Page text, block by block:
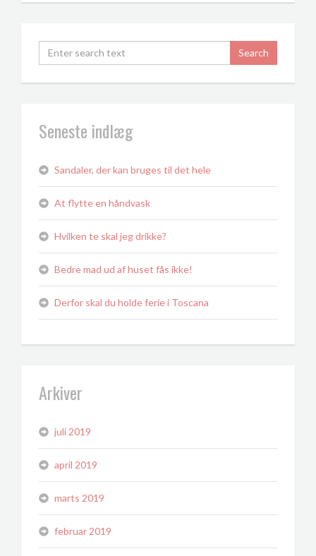
Seneste indlæg
Sandaler, der kan bruges til det hele
At flytte en håndvask
Hvilken te skal jeg drikke?
Bedre mad ud af huset fås ikke!
Derfor skal du holde ferie i Toscana
Arkiver
juli 2019
april 2019
marts 2019
februar 2019